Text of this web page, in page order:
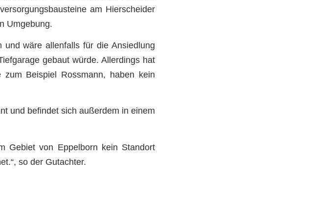
am Hierscheider
Umgebung.
wäre allenfalls für die Ansiedlung
gebaut würde. Allerdings hat
Beispiel Rossmann, haben kein
und befindet sich außerdem in einem
Gebiet von Eppelborn kein Standort
so der Gutachter.